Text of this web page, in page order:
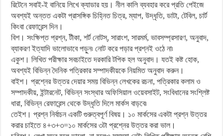
রিটেনে সবাই-ই বানিয়ে লিখে ক্যাডার হয়। নীল কালি ব্যবহার করে প্রতি পেইজে
অবশ্যই অন্তত একটা প্রাসঙ্গিক চিহ্নিত চিত্র, ম্যাপ, উদ্ধৃতি, ডাটা, টেবিল, চার্ট
কিংবা রেফারেন্স দিন।
বিশ। সংক্ষিপ্ত প্রশ্ন, টীকা, শর্ট নোটস্, সারাংশ, সারমর্ম, ভাবসম্প্রসারণ, অনুবাদ,
ব্যাকরণ ইত্যাদি ভালোভাবে পড়ুন৷ নোট করে পড়ার প্রশ্নই ওঠে না৷
একুশ। লিখিত পরীক্ষার সবচাইতে দরকারি টপিক হল অনুবাদ। যতই কষ্ট হোক,
অবশ্যই বিভিন্ন দৈনিক পত্রিকার সম্পাদকীয়কে নিয়মিত অনুবাদ করুন।
বাইশ। প্রশ্নের উত্তর দেয়ার সময় বিভিন্ন লেখকের রচনা, পত্রিকার কলাম ও
সম্পাদকীয়, ইন্টারনেট, বিভিন্ন সংস্থার অফিসিয়াল ওয়েবসাইট, সংবিধানের সংশ্লিষ্ট
ধারা, বিভিন্ন রেফারেন্স থেকে উদ্ধৃতি দিলে মার্কস বাড়বে৷
তেইশ। প্রশ্ন নির্বাচন একটি গুরুত্বপূর্ণ বিষয়। ১০ মার্কসের একটা প্রশ্ন উত্তর
করার চাইতে ৪+৩+৩=১০ মার্কসের ৩টা প্রশ্নের উত্তর করা ভাল।